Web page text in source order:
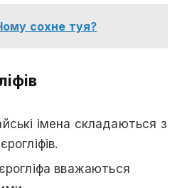
сохне туя?
імена складаються з
вважаються